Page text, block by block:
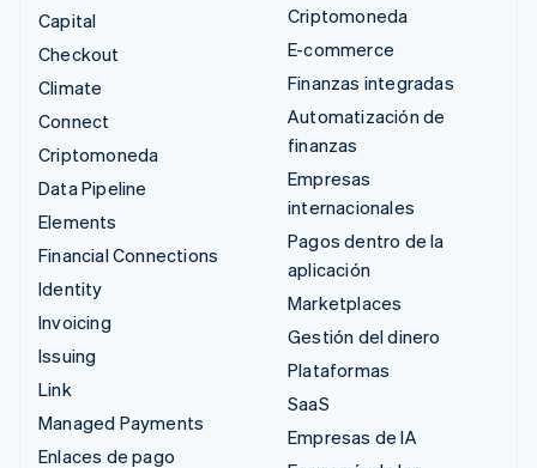
Capital
Checkout
Climate
Connect
Criptomoneda
Data Pipeline
Elements
Financial Connections
Identity
Invoicing
Issuing
Link
Managed Payments
Enlaces de pago
Criptomoneda
E-commerce
Finanzas integradas
Automatización de
finanzas
Empresas
internacionales
Pagos dentro de la
aplicación
Marketplaces
Gestión del dinero
Plataformas
SaaS
Empresas de IA